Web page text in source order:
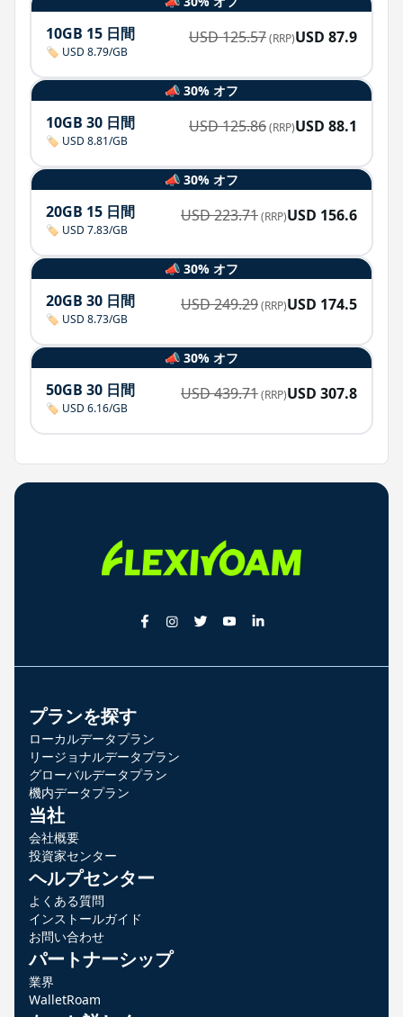
10GB 15 日間
🏷️ USD 8.79/GB
USD125.57(RRP)USD 87.9
📣 30% オフ
10GB 30 日間
🏷️ USD 8.81/GB
USD125.86(RRP)USD 88.1
📣 30% オフ
20GB 15 日間
🏷️ USD 7.83/GB
USD223.71(RRP)USD 156.6
📣 30% オフ
20GB 30 日間
🏷️ USD 8.73/GB
USD249.29(RRP)USD 174.5
📣 30% オフ
50GB 30 日間
🏷️ USD 6.16/GB
USD439.71(RRP)USD 307.8
プランを探す
ローカルデータプラン
リージョナルデータプラン
グローバルデータプラン
機内データプラン
当社
会社概要
投資家センター
ヘルプセンター
よくある質問
インストールガイド
お問い合わせ
パートナーシップ
業界
WalletRoam